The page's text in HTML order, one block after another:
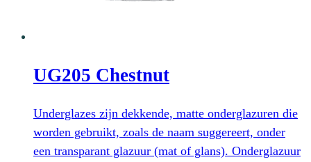
de
UG205 Chestnut
Underglazes zijn dekkende, matte onderglazuren die
worden gebruikt, zoals de naam suggereert, onder
een transparant glazuur (mat of glans). Onderglazuur